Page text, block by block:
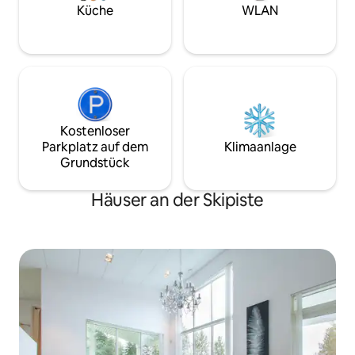
Küche WLAN
Kostenloser
Parkplatz auf dem
Grundstück
Klimaanlage
Häuser an der Skipiste